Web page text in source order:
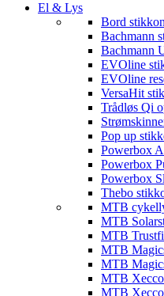
El & Lys
Bord
Bachmann
Bachmann
EVOline
EVOline
VersaHit
Trådløs Qi
Pop up
Powerbox
Powerbox
Powerbox
Thebo
MTB
MTB
MTB
MTB
MTB
MTB
MTB